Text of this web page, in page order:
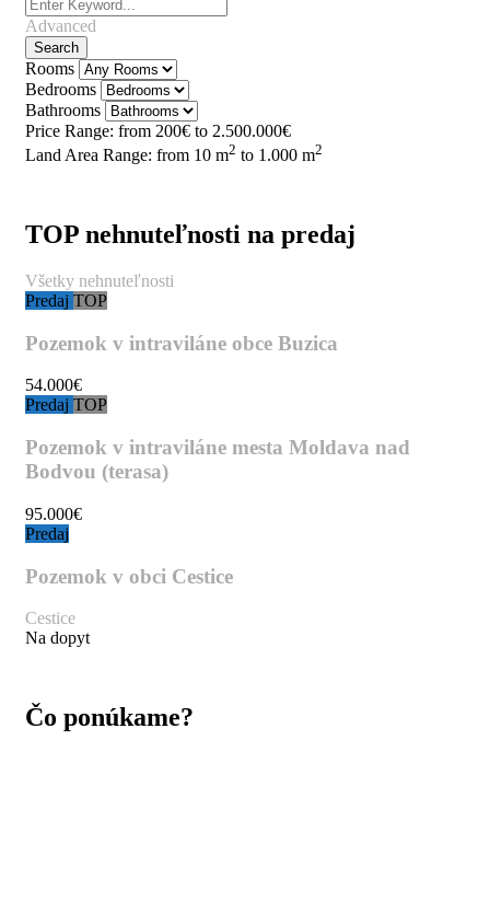
Advanced
Search
Rooms
Bedrooms
Bathrooms
Price Range: from 200€ to 2.500.000€
Land Area Range: from 10 m2 to 1.000 m2
TOP nehnuteľnosti na predaj
Všetky nehnuteľnosti
Predaj TOP
Pozemok v intraviláne obce Buzica
54.000€
Predaj TOP
Pozemok v intraviláne mesta Moldava nad
Bodvou (terasa)
95.000€
Predaj
Pozemok v obci Cestice
Cestice
Na dopyt
Čo ponúkame?